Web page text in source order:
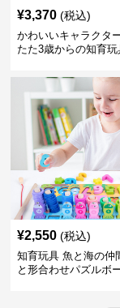
¥3,370 (税込)
かわいいキャラクタ
たた3歳からの知育玩
¥2,550 (税込)
知育玩具 魚と海の仲
と形合わせパズルボ